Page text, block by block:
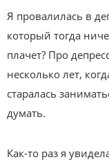
Я провалилась в
который тогда
плачет? Про
несколько лет,
старалась
думать.
Как-то раз я